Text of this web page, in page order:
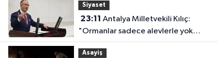
Siyaset
23:11
"Ormanlar sadece alevlerle yok
olmuyor"
Asayiş